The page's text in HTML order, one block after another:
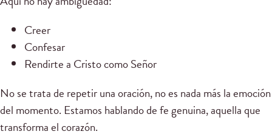
Creer
Confesar
Rendirte a Cristo como Señor
No se trata de repetir una oración, no es nada más la emoción
del momento. Estamos hablando de fe genuina, aquella que
transforma el corazón.